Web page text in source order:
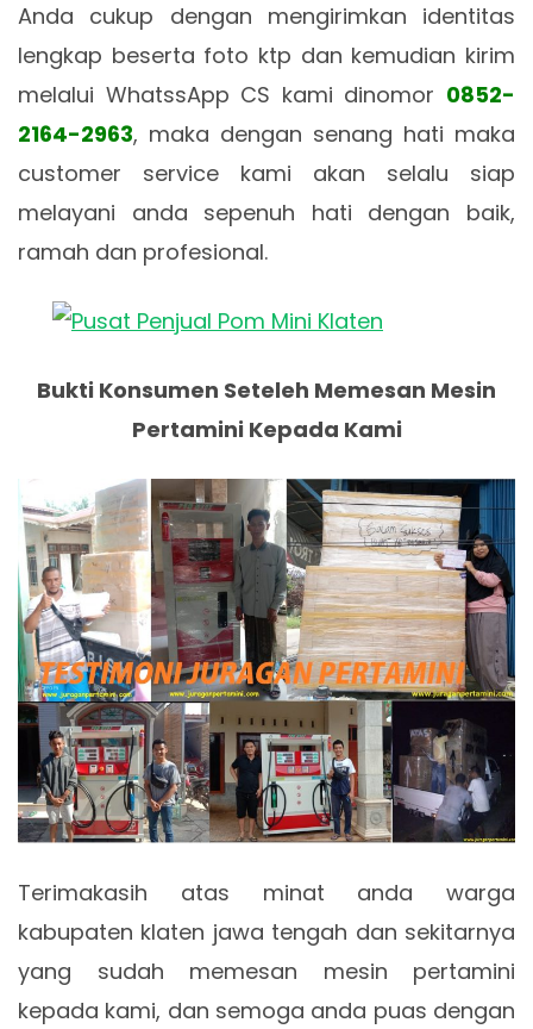
Anda cukup dengan mengirimkan identitas
lengkap beserta foto ktp dan kemudian kirim
melalui WhatssApp CS kami dinomor 0852-
2164-2963, maka dengan senang hati maka
customer service kami akan selalu siap
melayani anda sepenuh hati dengan baik,
ramah dan profesional.
Bukti Konsumen Seteleh Memesan Mesin
Pertamini Kepada Kami
Terimakasih atas minat anda warga
kabupaten klaten jawa tengah dan sekitarnya
yang sudah memesan mesin pertamini
kepada kami, dan semoga anda puas dengan